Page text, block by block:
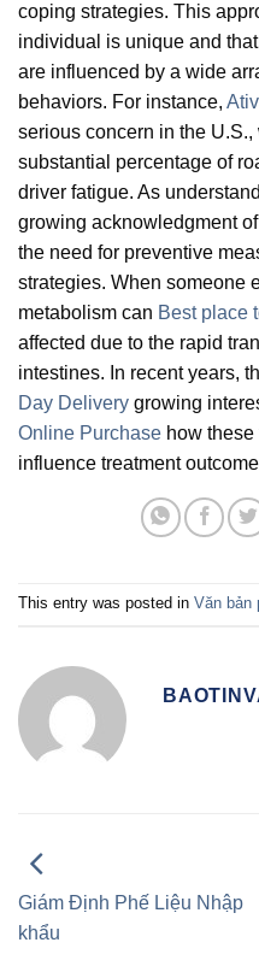
coping strategies. This
individual is unique and
are influenced by a wide
behaviors. For instance,
serious concern in the
substantial percentage of
driver fatigue. As
growing acknowledgment of
the need for preventive
strategies. When someone
metabolism can Best place
affected due to the rapid
intestines. In recent years,
Day Delivery growing
Online Purchase how
influence treatment
This entry was posted in Văn bản
Giám Định Phế Liệu Nhập
khẩu